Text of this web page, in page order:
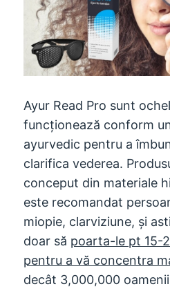
Ayur Read Pro sunt
funcționează conform
ayurvedic pentru a
clarifica vederea.
conceput din materiale
este recomandat
miopie, clarviziune, și
doar să poarta-le pt 15-
pentru a vă concentra
decât 3,000,000